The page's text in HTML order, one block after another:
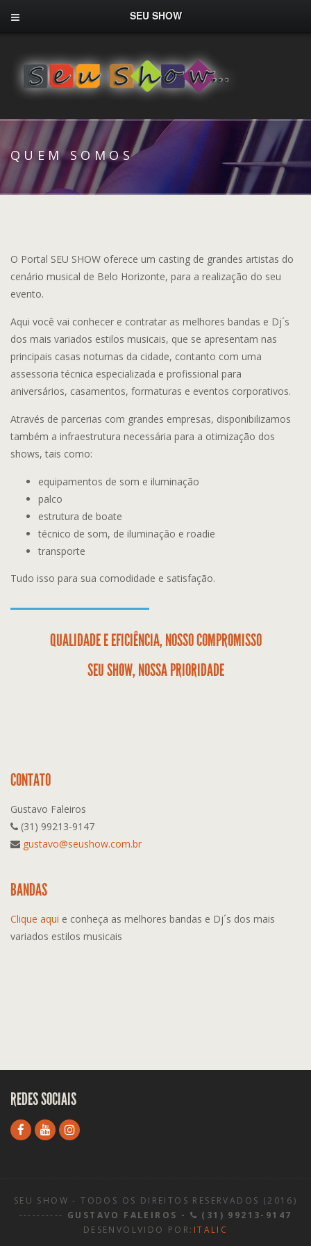
SEU SHOW
QUEM SOMOS
O Portal SEU SHOW oferece um casting de grandes artistas do
cenário musical de Belo Horizonte, para a realização do seu
evento.
Aqui você vai conhecer e contratar as melhores bandas e Dj´s
dos mais variados estilos musicais, que se apresentam nas
principais casas noturnas da cidade, contanto com uma
assessoria técnica especializada e profissional para
aniversários, casamentos, formaturas e eventos corporativos.
Através de parcerias com grandes empresas, disponibilizamos
também a infraestrutura necessária para a otimização dos
shows, tais como:
equipamentos de som e iluminação
palco
estrutura de boate
técnico de som, de iluminação e roadie
transporte
Tudo isso para sua comodidade e satisfação.
QUALIDADE E EFICIÊNCIA, NOSSO COMPROMISSO
SEU SHOW, NOSSA PRIORIDADE
CONTATO
Gustavo Faleiros
(31) 99213-9147
gustavo@seushow.com.br
BANDAS
Clique aqui e conheça as melhores bandas e Dj´s dos mais
variados estilos musicais
REDES SOCIAIS
SEU SHOW - TODOS OS DIREITOS RESERVADOS (2016)
---------- GUSTAVO FALEIROS -
(31) 99213-9147
DESENVOLVIDO POR: ITALIC